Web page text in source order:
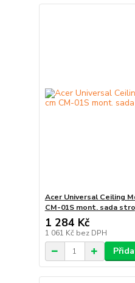
Acer Universal Ceiling
CM-01S mont. sada
1 284 Kč
1 061 Kč bez DPH